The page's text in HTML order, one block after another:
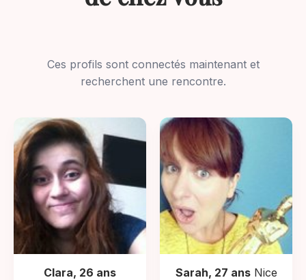
Ces profils sont connectés maintenant et
recherchent une rencontre.
Clara, 26 ans
Sarah, 27 ans Nice